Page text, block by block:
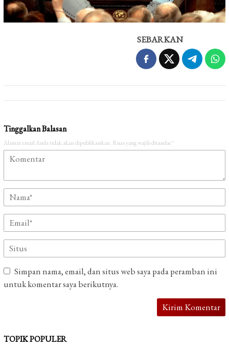
SEBARKAN
Tinggalkan Balasan
Alamat email Anda tidak akan dipublikasikan. Ruas yang wajib ditandai *
Simpan nama, email, dan situs web saya pada peramban ini
untuk komentar saya berikutnya.
TOPIK POPULER